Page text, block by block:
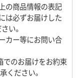
の商品情報の表記
は必ずお届けした
い。
カー等にお問い合
でのお届けをお約束
ください。